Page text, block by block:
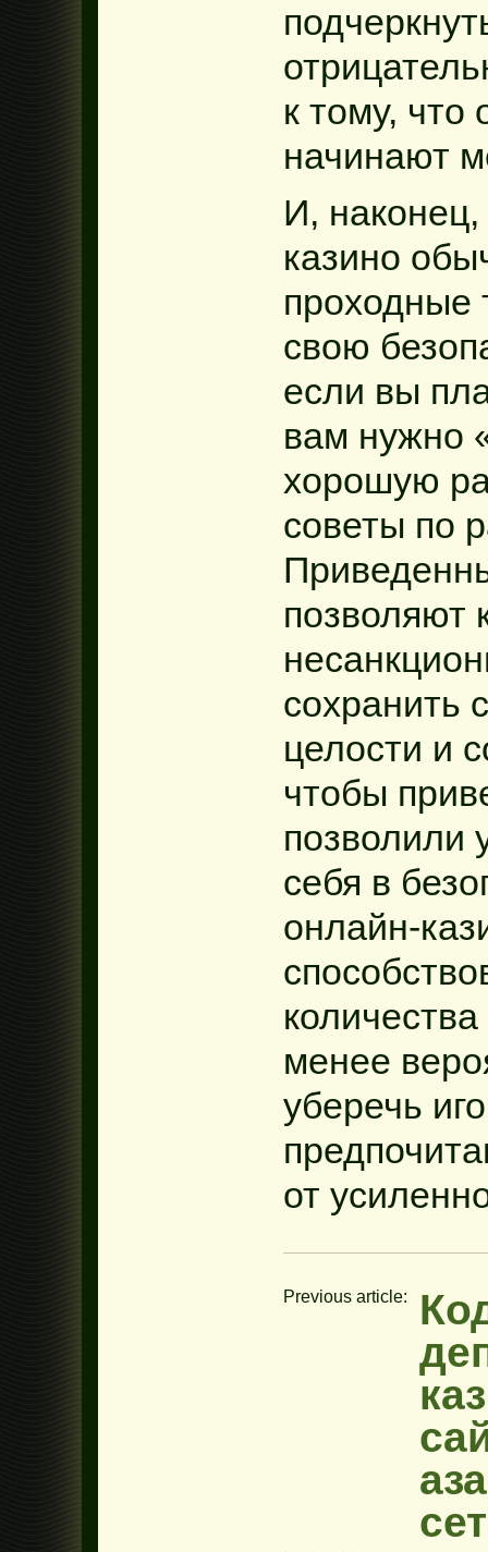
к тому, что
начинают
И, наконец,
казино
проходные
свою
если вы
вам нужно
хорошую
советы по
позволяют
сохранить
целости и
чтобы
позволили
себя в
онлайн-
менее
уберечь
от
Previous article: